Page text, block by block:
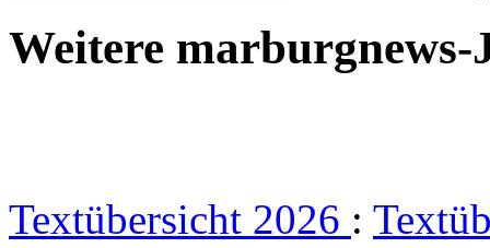
Weitere marburgnews-
Textübersicht 2026 :